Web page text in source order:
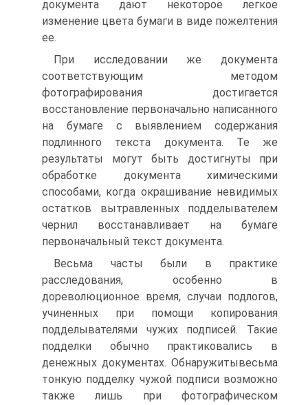
документа дают некоторое легкое
изменение цвета бумаги в виде пожелтения
ее.
При исследовании же документа
соответствующим методом
фотографирования достигается
восстановление первоначально написанного
на бумаге с выявлением содержания
подлинного текста документа. Те же
результаты могут быть достигнуты при
обработке документа химическими
способами, когда окрашивание невидимых
остатков вытравленных подделывателем
чернил восстанавливает на бумаге
первоначальный текст документа.
Весьма часты были в практике
расследования, особенно в
дореволюционное время, случаи подлогов,
учиненных при помощи копирования
подделывателями чужих подписей. Такие
подделки обычно практиковались в
денежных документах. Обнаружитывесьма
тонкую подделку чужой подписи возможно
также лишь при фотографическом